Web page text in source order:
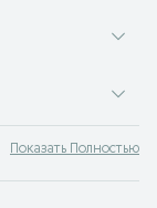
Показать Полностью